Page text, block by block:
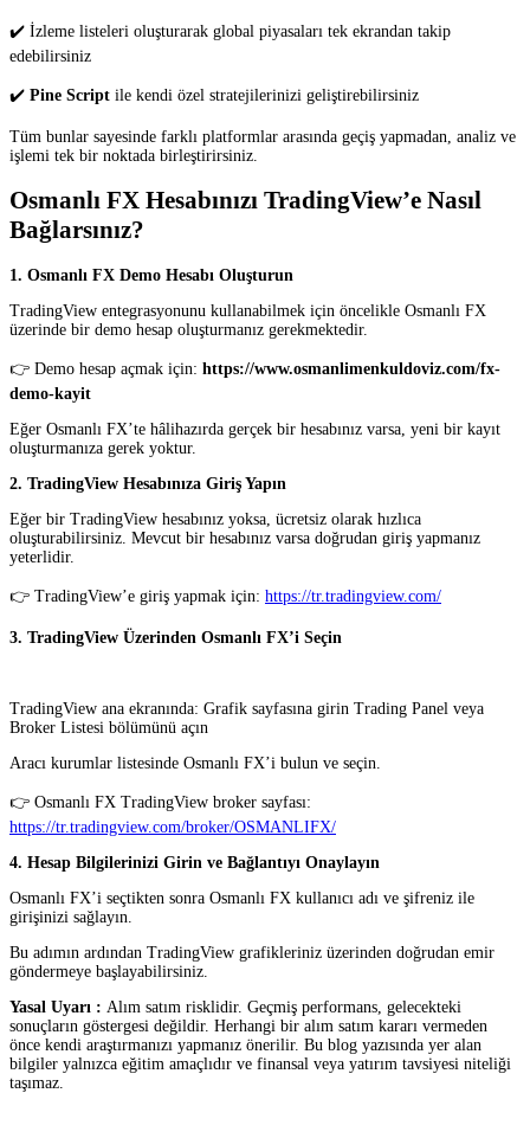
✔️ İzleme listeleri oluşturarak global piyasaları tek ekrandan takip
edebilirsiniz
✔️ Pine Script ile kendi özel stratejilerinizi geliştirebilirsiniz
Tüm bunlar sayesinde farklı platformlar arasında geçiş yapmadan, analiz ve
işlemi tek bir noktada birleştirirsiniz.
Osmanlı FX Hesabınızı TradingView’e Nasıl
Bağlarsınız?
1. Osmanlı FX Demo Hesabı Oluşturun
TradingView entegrasyonunu kullanabilmek için öncelikle Osmanlı FX
üzerinde bir demo hesap oluşturmanız gerekmektedir.
👉 Demo hesap açmak için: https://www.osmanlimenkuldoviz.com/fx-
demo-kayit
Eğer Osmanlı FX’te hâlihazırda gerçek bir hesabınız varsa, yeni bir kayıt
oluşturmanıza gerek yoktur.
2. TradingView Hesabınıza Giriş Yapın
Eğer bir TradingView hesabınız yoksa, ücretsiz olarak hızlıca
oluşturabilirsiniz. Mevcut bir hesabınız varsa doğrudan giriş yapmanız
yeterlidir.
👉 TradingView’e giriş yapmak için: https://tr.tradingview.com/
3. TradingView Üzerinden Osmanlı FX’i Seçin
TradingView ana ekranında: Grafik sayfasına girin Trading Panel veya
Broker Listesi bölümünü açın
Aracı kurumlar listesinde Osmanlı FX’i bulun ve seçin.
👉 Osmanlı FX TradingView broker sayfası:
https://tr.tradingview.com/broker/OSMANLIFX/
4. Hesap Bilgilerinizi Girin ve Bağlantıyı Onaylayın
Osmanlı FX’i seçtikten sonra Osmanlı FX kullanıcı adı ve şifreniz ile
girişinizi sağlayın.
Bu adımın ardından TradingView grafikleriniz üzerinden doğrudan emir
göndermeye başlayabilirsiniz.
Yasal Uyarı : Alım satım risklidir. Geçmiş performans, gelecekteki
sonuçların göstergesi değildir. Herhangi bir alım satım kararı vermeden
önce kendi araştırmanızı yapmanız önerilir. Bu blog yazısında yer alan
bilgiler yalnızca eğitim amaçlıdır ve finansal veya yatırım tavsiyesi niteliği
taşımaz.